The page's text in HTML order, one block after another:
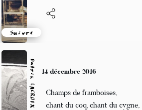
Suivre
Patrik LACROIX 14 décembre 2016
Champs de framboises,
chant du coq, chant du cygne,